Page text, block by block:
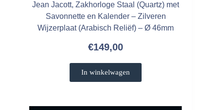
Jean Jacott, Zakhorloge Staal (Quartz) met
Savonnette en Kalender – Zilveren
Wijzerplaat (Arabisch Reliëf) – Ø 46mm
€149,00
In winkelwagen